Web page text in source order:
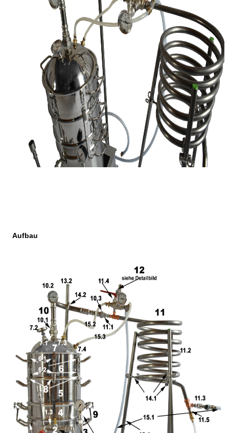
Aufbau